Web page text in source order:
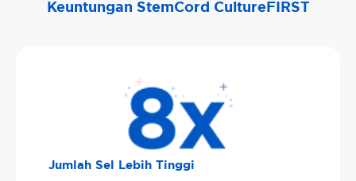
Keuntungan StemCord CultureFIRST
Jumlah Sel Lebih Tinggi